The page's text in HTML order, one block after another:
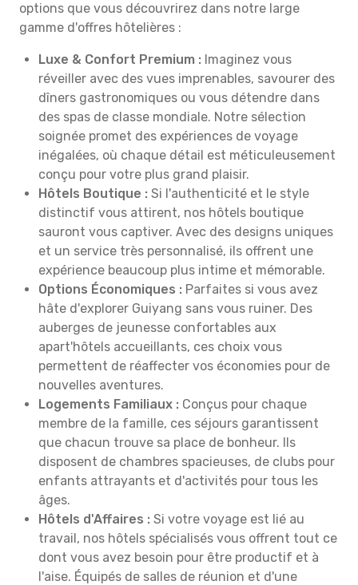
options que vous découvrirez dans notre large
gamme d'offres hôtelières :
Luxe & Confort Premium : Imaginez vous
réveiller avec des vues imprenables, savourer des
dîners gastronomiques ou vous détendre dans
des spas de classe mondiale. Notre sélection
soignée promet des expériences de voyage
inégalées, où chaque détail est méticuleusement
conçu pour votre plus grand plaisir.
Hôtels Boutique : Si l'authenticité et le style
distinctif vous attirent, nos hôtels boutique
sauront vous captiver. Avec des designs uniques
et un service très personnalisé, ils offrent une
expérience beaucoup plus intime et mémorable.
Options Économiques : Parfaites si vous avez
hâte d'explorer Guiyang sans vous ruiner. Des
auberges de jeunesse confortables aux
apart'hôtels accueillants, ces choix vous
permettent de réaffecter vos économies pour de
nouvelles aventures.
Logements Familiaux : Conçus pour chaque
membre de la famille, ces séjours garantissent
que chacun trouve sa place de bonheur. Ils
disposent de chambres spacieuses, de clubs pour
enfants attrayants et d'activités pour tous les
âges.
Hôtels d'Affaires : Si votre voyage est lié au
travail, nos hôtels spécialisés vous offrent tout ce
dont vous avez besoin pour être productif et à
l'aise. Équipés de salles de réunion et d'une